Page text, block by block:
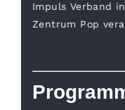
Impuls Verband
Zentrum Pop